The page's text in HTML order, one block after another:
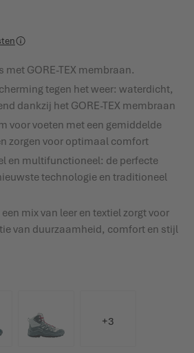
GORE-TEX membraan.
tegen het weer: waterdicht,
dankzij het GORE-TEX membraan
voor voeten met een gemiddelde
zorgen voor optimaal comfort
en multifunctioneel: de perfecte
technologie en traditioneel
mix van leer en textiel zorgt voor
van duurzaamheid, comfort en stijl
+3